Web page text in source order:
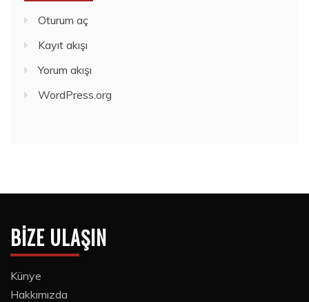
Oturum aç
Kayıt akışı
Yorum akışı
WordPress.org
BIZE ULAŞIN
Künye
Hakkımızda